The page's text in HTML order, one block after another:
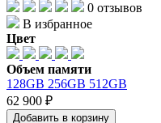
0 отзывов
В избранное
Цвет
Объем памяти
128GB 256GB 512GB
62 900 ₽
Добавить в корзину